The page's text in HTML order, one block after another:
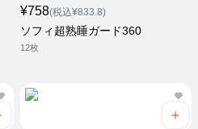
¥758(税込¥833.8)
ソフィ超熟睡ガード360
12枚